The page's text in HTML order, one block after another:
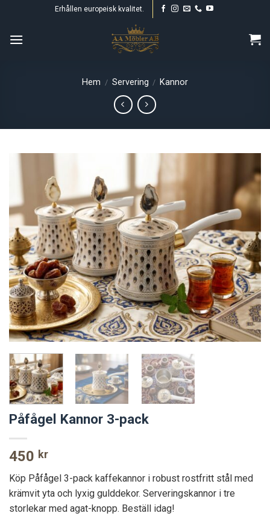
content
Erhållen europeisk kvalitet.
Hem / Servering / Kannor
Påfågel Kannor 3-pack
450 kr
Köp Påfågel 3-pack kaffekannor i robust rostfritt stål med
krämvit yta och lyxig gulddekor. Serveringskannor i tre
storlekar med agat-knopp. Beställ idag!